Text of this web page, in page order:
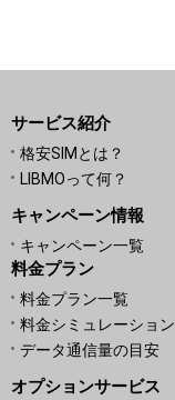
サービス紹介
格安SIMとは？
LIBMOって何？
キャンペーン情報
キャンペーン一覧
料金プラン
料金プラン一覧
料金シミュレーション
データ通信量の目安
オプションサービス